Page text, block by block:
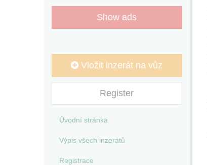
Show ads
Vložit inzerát na vůz
Register
Úvodní stránka
Výpis všech inzerátů
Registrace